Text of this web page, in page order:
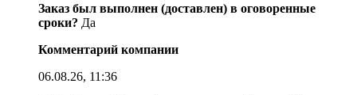
Заказ был выполнен (доставлен) в оговоренные
сроки? Да
Комментарий компании
06.08.26, 11:36